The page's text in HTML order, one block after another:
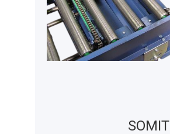
SOMIT